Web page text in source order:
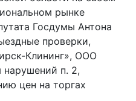
рынке
Госдумы Антона
проверки,
Клининг», ООО
п. 2,
цен на торгах